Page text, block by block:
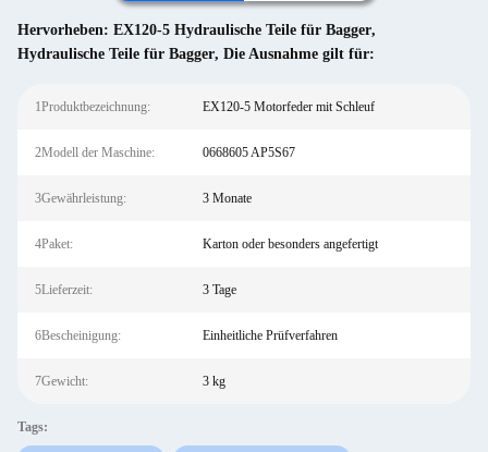
Hervorheben: EX120-5 Hydraulische Teile für Bagger,
Hydraulische Teile für Bagger, Die Ausnahme gilt für:
1Produktbezeichnung: EX120-5 Motorfeder mit Schleuf
2Modell der Maschine: 0668605 AP5S67
3Gewährleistung: 3 Monate
4Paket: Karton oder besonders angefertigt
5Lieferzeit: 3 Tage
6Bescheinigung: Einheitliche Prüfverfahren
7Gewicht: 3 kg
Tags: